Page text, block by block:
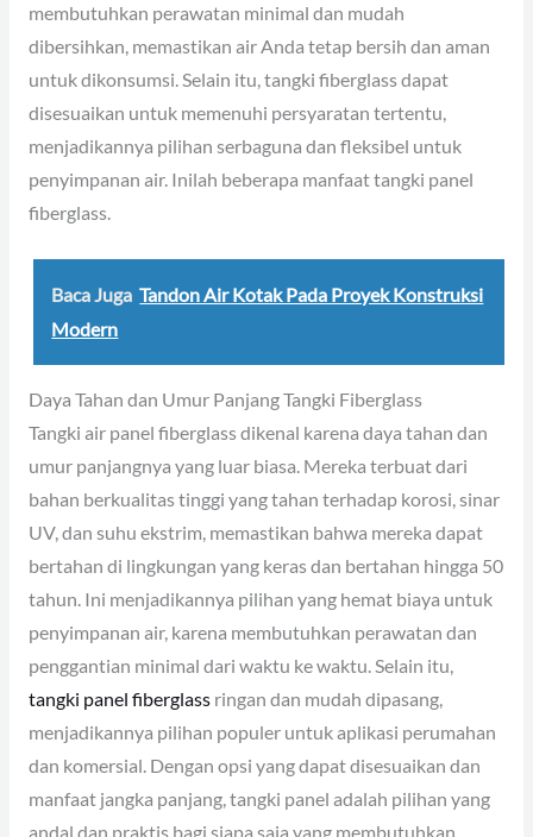
membutuhkan perawatan minimal dan mudah
dibersihkan, memastikan air Anda tetap bersih dan aman
untuk dikonsumsi. Selain itu, tangki fiberglass dapat
disesuaikan untuk memenuhi persyaratan tertentu,
menjadikannya pilihan serbaguna dan fleksibel untuk
penyimpanan air. Inilah beberapa manfaat tangki panel
fiberglass.
Baca Juga Tandon Air Kotak Pada Proyek Konstruksi
Modern
Daya Tahan dan Umur Panjang Tangki Fiberglass
Tangki air panel fiberglass dikenal karena daya tahan dan
umur panjangnya yang luar biasa. Mereka terbuat dari
bahan berkualitas tinggi yang tahan terhadap korosi, sinar
UV, dan suhu ekstrim, memastikan bahwa mereka dapat
bertahan di lingkungan yang keras dan bertahan hingga 50
tahun. Ini menjadikannya pilihan yang hemat biaya untuk
penyimpanan air, karena membutuhkan perawatan dan
penggantian minimal dari waktu ke waktu. Selain itu,
tangki panel fiberglassringan dan mudah dipasang,
menjadikannya pilihan populer untuk aplikasi perumahan
dan komersial. Dengan opsi yang dapat disesuaikan dan
manfaat jangka panjang, tangki panel adalah pilihan yang
andal dan praktis bagi siapa saja yang membutuhkan